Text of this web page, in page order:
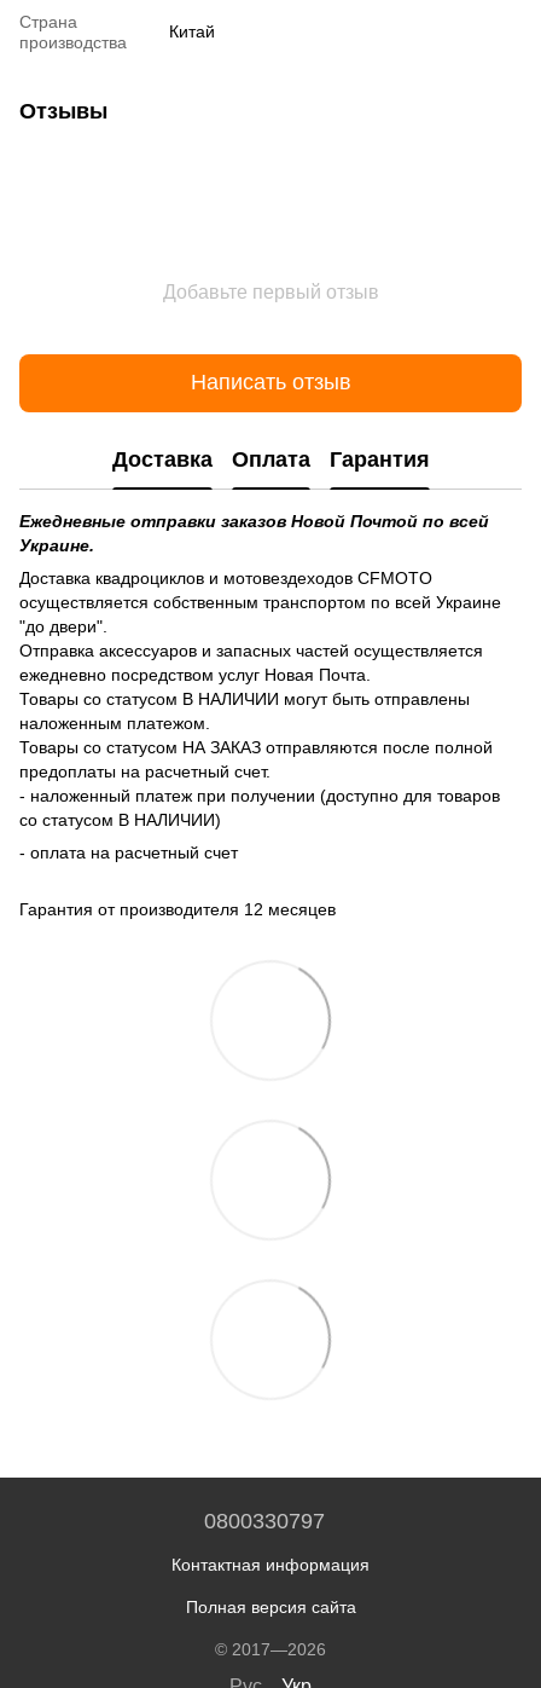
Страна
производства
Китай
Отзывы
Добавьте первый отзыв
Написать отзыв
Доставка Оплата Гарантия
Ежедневные отправки заказов Новой Почтой по всей
Украине.
Доставка квадроциклов и мотовездеходов CFMOTO
осуществляется собственным транспортом по всей Украине
"до двери".
Отправка аксессуаров и запасных частей осуществляется
ежедневно посредством услуг Новая Почта.
Товары со статусом В НАЛИЧИИ могут быть отправлены
наложенным платежом.
Товары со статусом НА ЗАКАЗ отправляются после полной
предоплаты на расчетный счет.
- наложенный платеж при получении (доступно для товаров
со статусом В НАЛИЧИИ)
- оплата на расчетный счет
Гарантия от производителя 12 месяцев
0800330797
Контактная информация
Полная версия сайта
© 2017—2026